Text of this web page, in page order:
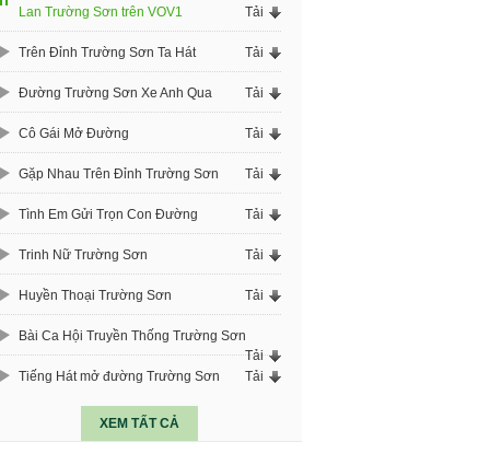
Lan Trường Sơn trên VOV1
Tải
Trên Đỉnh Trường Sơn Ta Hát Tải
Đường Trường Sơn Xe Anh Qua Tải
Cô Gái Mở Đường Tải
Gặp Nhau Trên Đỉnh Trường Sơn Tải
Tình Em Gửi Trọn Con Đường Tải
Trinh Nữ Trường Sơn Tải
Huyền Thoại Trường Sơn Tải
Bài Ca Hội Truyền Thống Trường Sơn
Tải
Tiếng Hát mở đường Trường Sơn
Tải
XEM TẤT CẢ